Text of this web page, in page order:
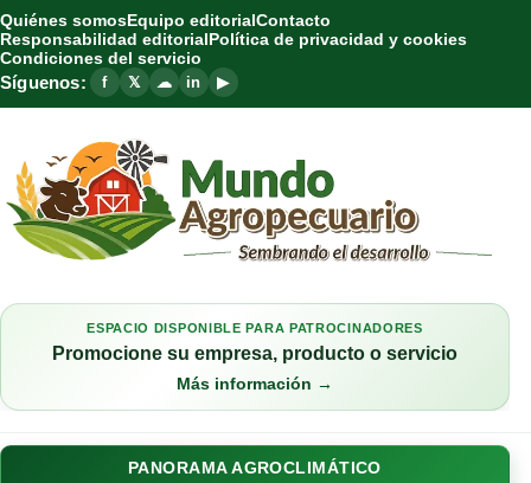
Quiénes somosEquipo editorialContacto
Responsabilidad editorialPolítica de privacidad y cookies
Condiciones del servicio
Síguenos: f 𝕏 ☁ in ▶
ESPACIO DISPONIBLE PARA PATROCINADORES
Promocione su empresa, producto o servicio
Más información →
PANORAMA AGROCLIMÁTICO